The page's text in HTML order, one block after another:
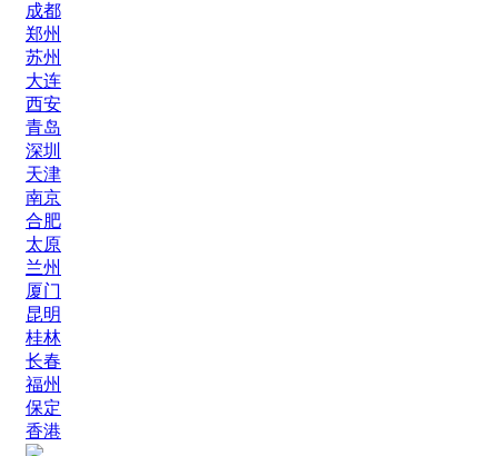
成都
郑州
苏州
大连
西安
青岛
深圳
天津
南京
合肥
太原
兰州
厦门
昆明
桂林
长春
福州
保定
香港